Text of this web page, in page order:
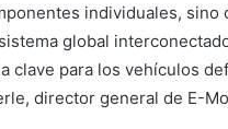
individuales, sino
global
clave para los vehículos
director general de E-